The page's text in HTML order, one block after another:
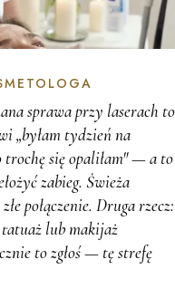
sprawa przy laserach to
„byłam tydzień na
się opaliłam" — a to
zabieg. Świeża
połączenie. Druga rzecz:
lub makijaż
to zgłoś — tę strefę